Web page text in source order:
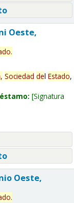
Oeste,
.
Sociedad del Estado,
Signatura
Oeste,
.